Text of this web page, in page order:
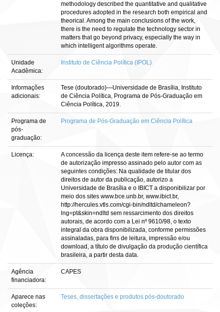
methodology described the quantitative and qualitative
procedures adopted in the research both empirical and
theorical. Among the main conclusions of the work,
there is the need to regulate the technology sector in
matters that go beyond privacy, especially the way in
which intelligent algorithms operate.
Unidade
Acadêmica:
Instituto de Ciência Política (IPOL)
Informações
adicionais:
Tese (doutorado)—Universidade de Brasília, Instituto
de Ciência Política, Programa de Pós-Graduação em
Ciência Política, 2019.
Programa de
pós-
graduação:
Programa de Pós-Graduação em Ciência Política
Licença:
A concessão da licença deste item refere-se ao termo
de autorização impresso assinado pelo autor com as
seguintes condições: Na qualidade de titular dos
direitos de autor da publicação, autorizo a
Universidade de Brasília e o IBICT a disponibilizar por
meio dos sites www.bce.unb.br, www.ibict.br,
http://hercules.vtls.com/cgi-bin/ndltd/chameleon?
lng=pt&skin=ndltd sem ressarcimento dos direitos
autorais, de acordo com a Lei nº 9610/98, o texto
integral da obra disponibilizada, conforme permissões
assinaladas, para fins de leitura, impressão e/ou
download, a título de divulgação da produção científica
brasileira, a partir desta data.
Agência
financiadora:
CAPES
Aparece nas
coleções:
Teses, dissertações e produtos pós-doutorado